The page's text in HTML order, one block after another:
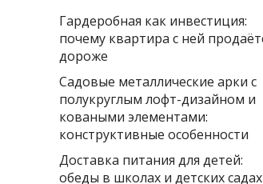
Гардеробная как инвестиция:
почему квартира с ней
дороже
Садовые металлические арки с
полукруглым лофт-дизайном и
коваными элементами:
конструктивные особенности
Доставка питания для детей:
обеды в школах и детских